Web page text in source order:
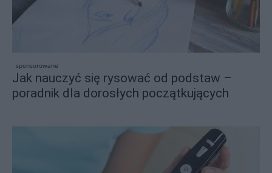
sponsorowane
Jak nauczyć się rysować od podstaw –
poradnik dla dorosłych początkujących